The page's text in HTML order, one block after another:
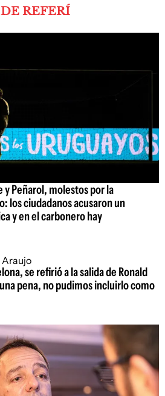
REFERÍ
Peñarol, molestos por la
los ciudadanos acusaron un
y en el carbonero hay
se refirió a la salida de Ronald
pena, no pudimos incluirlo como